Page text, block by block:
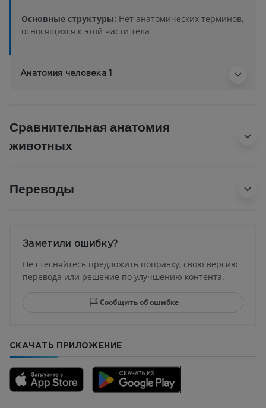
Основные структуры: Нет анатомических терминов,
относящихся к этой части тела
Анатомия человека 1
Сравнительная анатомия
животных
Переводы
Заметили ошибку?
Не стесняйтесь предложить поправку, свою версию
перевода или решение по улучшению контента.
Сообщить об ошибке
СКАЧАТЬ ПРИЛОЖЕНИЕ